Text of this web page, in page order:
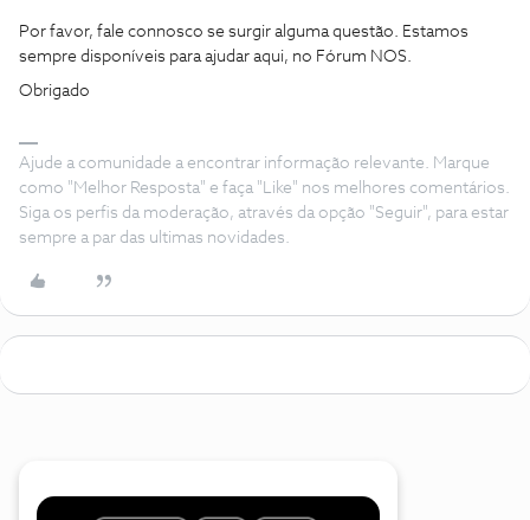
Por favor, fale connosco se surgir alguma questão. Estamos
sempre disponíveis para ajudar aqui, no Fórum NOS.
Obrigado
Ajude a comunidade a encontrar informação relevante. Marque
como "Melhor Resposta" e faça "Like" nos melhores comentários.
Siga os perfis da moderação, através da opção "Seguir", para estar
sempre a par das ultimas novidades.